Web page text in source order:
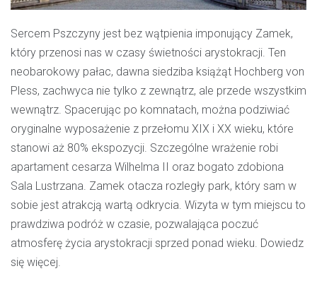
Sercem Pszczyny jest bez wątpienia imponujący Zamek,
który przenosi nas w czasy świetności arystokracji. Ten
neobarokowy pałac, dawna siedziba książąt Hochberg von
Pless, zachwyca nie tylko z zewnątrz, ale przede wszystkim
wewnątrz. Spacerując po komnatach, można podziwiać
oryginalne wyposażenie z przełomu XIX i XX wieku, które
stanowi aż 80% ekspozycji. Szczególne wrażenie robi
apartament cesarza Wilhelma II oraz bogato zdobiona
Sala Lustrzana. Zamek otacza rozległy park, który sam w
sobie jest atrakcją wartą odkrycia. Wizyta w tym miejscu to
prawdziwa podróż w czasie, pozwalająca poczuć
atmosferę życia arystokracji sprzed ponad wieku. Dowiedz
się więcej.